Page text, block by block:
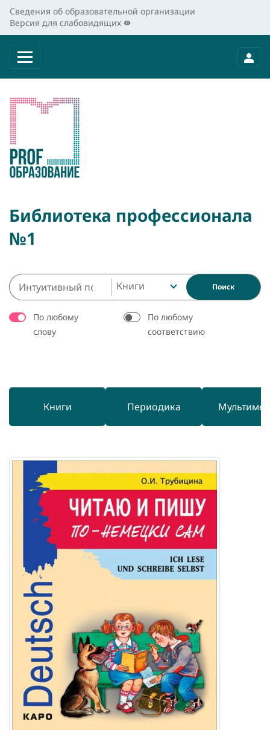
Сведения об образовательной организации
Версия для слабовидящих
Библиотека профессионала
№1
Книги Поиск
По любому
слову
По любому
соответствию
Книги Периодика